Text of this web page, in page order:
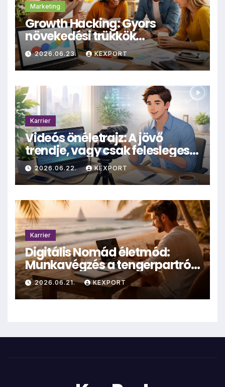
Marketing
Growth Hacking: Gyors
növekedési trükkök
kisvállalkozásoknak
2026.06.23. KEXPORT
Karrier
Videós önéletrajz: A jövő
trendje, vagy csak felesleges
hűhó?
2026.06.22. KEXPORT
Karrier
Digitális Nomád életmód:
Munkavégzés a tengerpartról
– valóság vagy mítosz?
2026.06.21. KEXPORT